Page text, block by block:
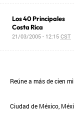
Los 40 Principales
Costa Rica
21/03/2005 - 12:15CST
Reúne a más de cien
Ciudad de México,